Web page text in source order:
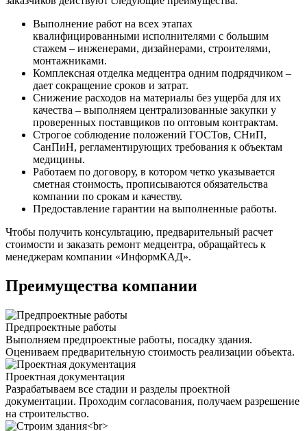
Выполнение работ на всех этапах
квалифицированными исполнителями с большим
стажем – инженерами, дизайнерами, строителями,
монтажниками.
Комплексная отделка медцентра одним подрядчиком –
дает сокращение сроков и затрат.
Снижение расходов на материалы без ущерба для их
качества – выполняем централизованные закупки у
проверенных поставщиков по оптовым контрактам.
Строгое соблюдение положений ГОСТов, СНиП,
СанПиН, регламентирующих требования к объектам
медицины.
Работаем по договору, в котором четко указывается
сметная стоимость, прописываются обязательства
компании по срокам и качеству.
Предоставление гарантии на выполненные работы.
Чтобы получить консультацию, предварительный расчет
стоимости и заказать ремонт медцентра, обращайтесь к
менеджерам компании «ИнформКАД».
Преимущества компании
Предпроектные работы
Выполняем предпроектные работы, посадку здания.
Оцениваем предварительную стоимость реализации объекта.
Проектная документация
Разрабатываем все стадии и разделы проектной
документации. Проходим согласования, получаем разрешение
на строительство.